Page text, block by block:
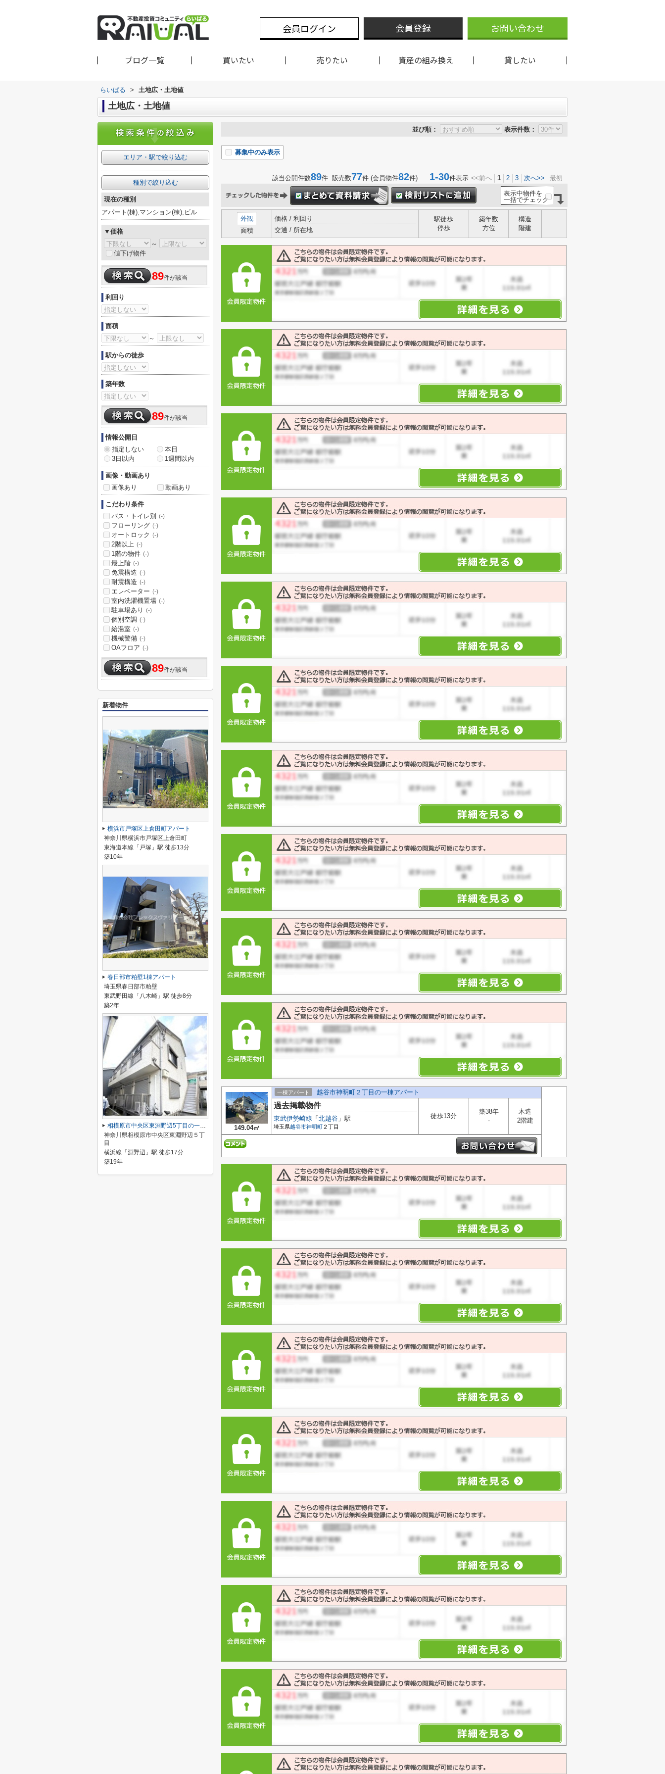
会員ログイン 会員登録 お問い合わせ
ブログ一覧 買いたい 売りたい 資産の組み換え 貸したい
らいばる > 土地広・土地値
土地広・土地値
並び順： 表示件数：
募集中のみ表示
該当公開件数89件 販売数77件 (会員物件82件) 1-30件表示 <<前へ 1 2 3 次へ>> 最初
表示中物件を
一括でチェック
外観
面積
価格 / 利回り
交通 / 所在地
駅徒歩
停歩
築年数
方位
構造
階建
149.04㎡
一棟アパート 越谷市神明町２丁目の一棟アパート
過去掲載物件
東武伊勢崎線 「 北越谷 」駅
埼玉県越谷市神明町 ２丁目
徒歩13分
築38年
-
木造
2階建
エリア・駅で絞り込む
種別で絞り込む
現在の種別
アパート(棟),マンション(棟),ビル
▼価格
～
値下げ物件
89件が該当
利回り
面積
～
駅からの徒歩
築年数
89件が該当
情報公開日
指定しない
本日
3日以内
1週間以内
画像・動画あり
画像あり
動画あり
こだわり条件
バス・トイレ別
(-)
フローリング (-)
オートロック (-)
2階以上 (-)
1階の物件 (-)
最上階 (-)
免震構造 (-)
耐震構造 (-)
エレベーター (-)
室内洗濯機置場 (-)
駐車場あり (-)
個別空調 (-)
給湯室 (-)
機械警備 (-)
OAフロア (-)
89件が該当
新着物件
横浜市戸塚区上倉田町アパート
神奈川県横浜市戸塚区上倉田町
東海道本線「戸塚」駅 徒歩13分
築10年
春日部市粕壁1棟アパート
埼玉県春日部市粕壁
東武野田線「八木崎」駅 徒歩8分
築2年
相模原市中央区東淵野辺5丁目の一棟売りアパート
神奈川県相模原市中央区東淵野辺５丁
目
横浜線「淵野辺」駅 徒歩17分
築19年